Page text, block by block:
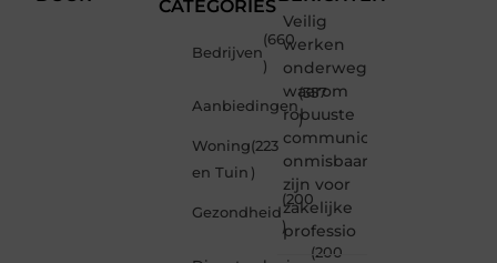
CATEGORIES
Bedrijven
(660
)
Aanbiedingen
(357
)
Woning
en Tuin
(223
)
Gezondheid
(200
)
(200
Veilig
werken
onderweg:
waarom
robuuste
communicatiemiddelen
onmisbaar
zijn voor
zakelijke
professio